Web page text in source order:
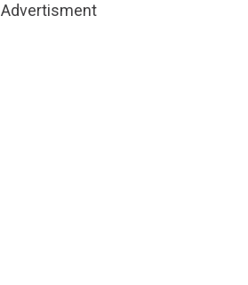
Advertisment